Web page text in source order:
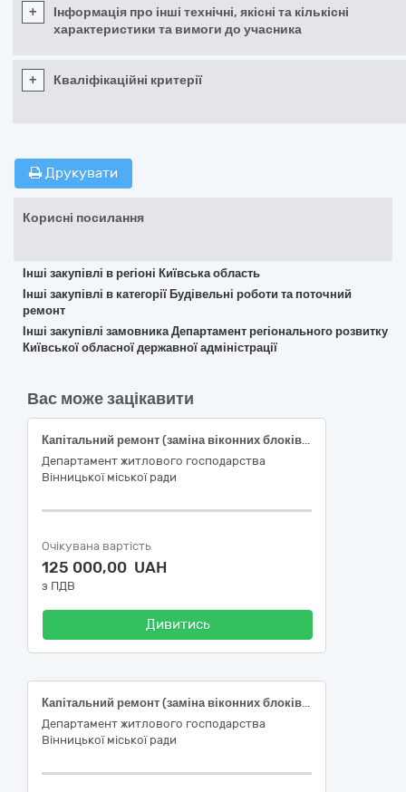
+
Інформація про інші технічні, якісні та кількісні
характеристики та вимоги до учасника
+ Кваліфікаційні критерії
Друкувати
Корисні посилання
Інші закупівлі в регіоні Київська область
Інші закупівлі в категорії Будівельні роботи та поточний
ремонт
Інші закупівлі замовника Департамент регіонального розвитку
Київської обласної державної адміністрації
Вас може зацікавити
Капітальний ремонт (заміна віконних блоків) житлового будинку за адресою: Україна, м. Вінниця, просп. Юності, 26 (підготовка до опалювального сезону та енергозбереження)
Департамент житлового господарства
Вінницької міської ради
Очікувана вартість
125 000,00 UAH
з ПДВ
Дивитись
Капітальний ремонт (заміна віконних блоків) житлового будинку за адресою: Україна, м. Вінниця, вул. Академіка Ющенка, 10 (підготовка до опалювального сезону та енергозбереження)
Департамент житлового господарства
Вінницької міської ради